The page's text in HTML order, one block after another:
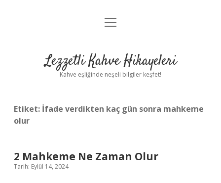
Anasayfa
Yasal Uyarı
menüyü
Lezzetli Kahve Hikayeleri
Kahve eşliğinde neşeli bilgiler keşfet!
Etiket: İfade verdikten kaç gün sonra mahkeme
olur
2 Mahkeme Ne Zaman Olur
Tarih: Eylül 14, 2024